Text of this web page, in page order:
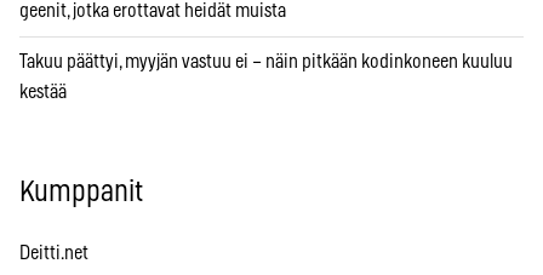
geenit, jotka erottavat heidät muista
Takuu päättyi, myyjän vastuu ei – näin pitkään kodinkoneen kuuluu
kestää
Kumppanit
Deitti.net